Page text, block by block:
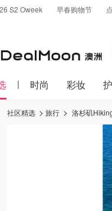
S2 Oweek 早春购物节
时尚 彩妆
社区精选 旅行 洛杉矶